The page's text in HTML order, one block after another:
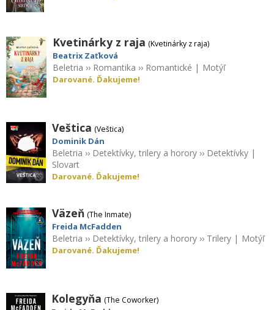
Kvetinárky z raja (Kvetinárky z raja)
Beatrix Zaťková
Beletria ›› Romantika ›› Romantické | Motýľ
Darované. Ďakujeme!
Veštica (Veštica)
Dominik Dán
Beletria ›› Detektívky, trilery a horory›› Detektívky|
Slovart
Darované. Ďakujeme!
Väzeň (The Inmate)
Freida McFadden
Beletria ›› Detektívky, trilery a horory›› Trilery| Motýľ
Darované. Ďakujeme!
Kolegyňa (The Coworker)